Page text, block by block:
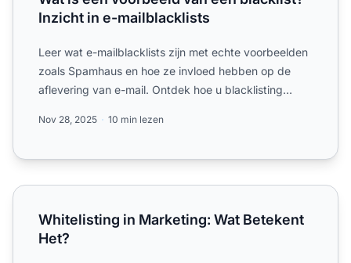
Inzicht in e-mailblacklists
Leer wat e-mailblacklists zijn met echte voorbeelden
zoals Spamhaus en hoe ze invloed hebben op de
aflevering van e-mail. Ontdek hoe u blacklisting
Nov 28, 2025 10 min lezen
Whitelisting in Marketing: Wat Betekent Het?
Whitelisting in Marketing: Wat Betekent
Het?